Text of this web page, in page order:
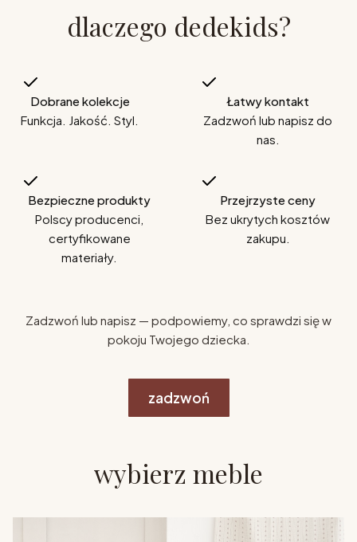
dlaczego dedekids?
Dobrane kolekcje
Funkcja. Jakość. Styl.
Łatwy kontakt
Zadzwoń lub napisz do
nas.
Bezpieczne produkty
Polscy producenci,
certyfikowane
materiały.
Przejrzyste ceny
Bez ukrytych kosztów
zakupu.
Zadzwoń lub napisz — podpowiemy, co sprawdzi się w
pokoju Twojego dziecka.
zadzwoń
wybierz meble